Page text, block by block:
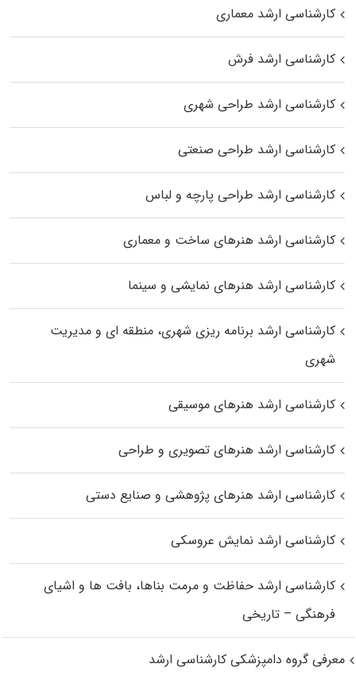
کارشناسی ارشد معماری
کارشناسی ارشد فرش
کارشناسی ارشد طراحی شهری
کارشناسی ارشد طراحی صنعتی
کارشناسی ارشد طراحی پارچه و لباس
کارشناسی ارشد هنرهای ساخت و معماری
کارشناسی ارشد هنرهای نمایشی و سینما
کارشناسی ارشد برنامه ریزی شهری، منطقه‌ ای و مدیریت
شهری
کارشناسی ارشد هنرهای موسیقی
کارشناسی ارشد هنرهای تصویری و طراحی
کارشناسی ارشد هنرهای پژوهشی و صنایع دستی
کارشناسی ارشد نمایش عروسکی
کارشناسی ارشد حفاظت و مرمت بناها، بافت‌ ها و اشیای
فرهنگی – تاریخی
معرفی گروه دامپزشکی کارشناسی ارشد